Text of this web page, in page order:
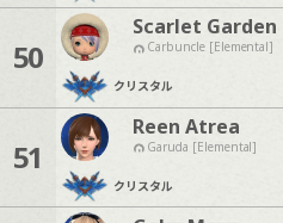
50
Scarlet Garden
Carbuncle [Elemental]
クリスタル
51
Reen Atrea
Garuda [Elemental]
クリスタル